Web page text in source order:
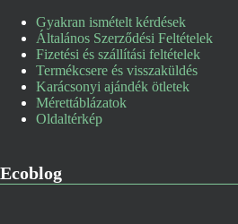
Gyakran ismételt kérdések
Általános Szerződési Feltételek
Fizetési és szállítási feltételek
Termékcsere és visszaküldés
Karácsonyi ajándék ötletek
Mérettáblázatok
Oldaltérkép
Ecoblog